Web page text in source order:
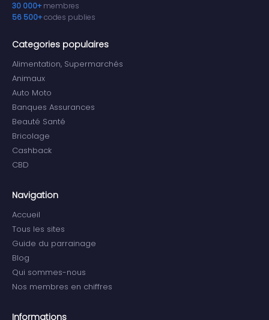
30 000+ membres
56 500+codes publies
Categories populaires
Alimentation, Supermarchés
Animaux
Auto Moto
Banques Assurances
Beauté Santé
Bricolage
Cashback
CBD
Navigation
Accueil
Tous les sites
Guide du parrainage
Blog
Qui sommes-nous
Nos membres en chiffres
Informations